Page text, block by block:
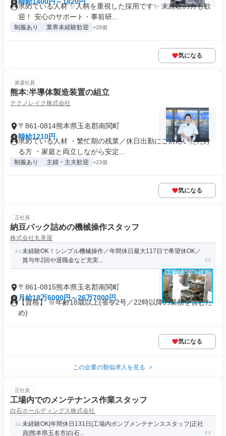
求めている人材 ✨人柄を重視した採用です✨ 未経験の方も歓
迎！ 安心のサポート・事前研...
制服あり 業界未経験歓迎 +28個
気になる
派遣社員
熊本:半導体製造装置の組立
テクノレイク株式会社
〒861-0814熊本県玉名郡南関町
時給1210円
求めている人材 ・繁忙期の残業／休日出勤にご対応いただけ
る方 ・家庭と両立しながら安定...
制服あり 主婦・主夫歓迎 +23個
気になる
正社員
納豆パック詰めの機械操作スタッフ
株式会社丸美屋
未経験OK！シンプル機械操作／年間休日最大117日で希望休OK／
賞与年2回や退職金など充実...
〒861-0815熊本県玉名郡南関町
月給18万6000円～26万7000円
【資格】 ※年齢18歳以上(省令2号／22時以降の業務を含むた
め)
気になる
この企業の類似求人を見る
正社員
工場内でのメンテナンス作業スタッフ
白石ホールディングス株式会社
未経験OK|年間休日131日|工場内ポンプメンテナンススタッフ|正社
員|熊本県玉名市|白石...